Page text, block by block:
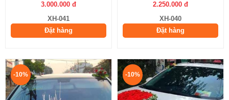
3.000.000 đ
XH-041
Đặt hàng
2.250.000 đ
XH-040
Đặt hàng
-10% -10%